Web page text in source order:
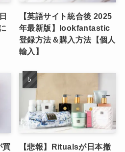
【英語サイト統合後 2025
年最新版】lookfantastic
登録方法＆購入方法【個人
輸入】
買
【悲報】Ritualsが日本撤